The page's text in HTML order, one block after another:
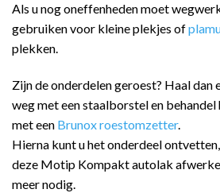
Als u nog oneffenheden moet
gebruiken voor kleine plekjes of
plekken.
Zijn de onderdelen geroest? Haal dan
weg met een staalborstel en
met een Brunox roestomzetter.
Hierna kunt u het onderdeel
deze Motip Kompakt autolak
meer nodig.